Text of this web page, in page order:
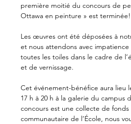
première moitié du concours de
Ottawa en peinture » est terminée!
Les œuvres ont été déposées à
et nous attendons avec
toutes les toiles dans le cadre de
et de vernissage.
Cet événement-bénéfice aura lieu
17 h à 20 h à la galerie du campus
concours est une collecte de
communautaire de l’École, nous